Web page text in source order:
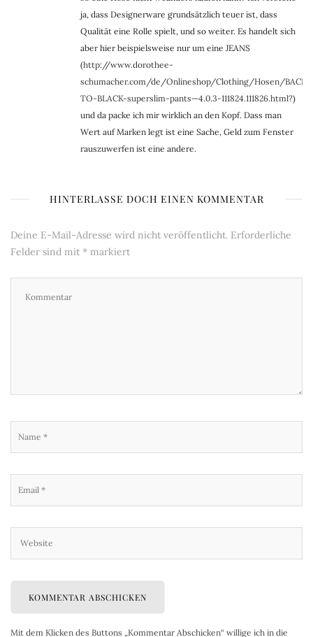
ja, dass Designerware grundsätzlich teuer ist, dass
Qualität eine Rolle spielt, und so weiter. Es handelt sich
aber hier beispielsweise nur um eine JEANS
(http://www.dorothee-
schumacher.com/de/Onlineshop/Clothing/Hosen/BACK-
TO-BLACK-superslim-pants—4.0.3-111824.111826.html?)
und da packe ich mir wirklich an den Kopf. Dass man
Wert auf Marken legt ist eine Sache, Geld zum Fenster
rauszuwerfen ist eine andere.
HINTERLASSE DOCH EINEN KOMMENTAR
Deine E-Mail-Adresse wird nicht veröffentlicht. Erforderliche
Felder sind mit * markiert
Mit dem Klicken des Buttons „Kommentar Abschicken“ willige ich in die